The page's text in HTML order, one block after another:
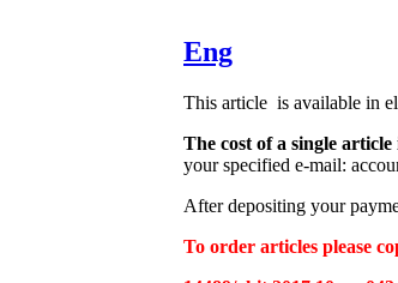
Eng
This article is available in
The cost of a single
your specified e-mail:
After depositing your
To order articles please